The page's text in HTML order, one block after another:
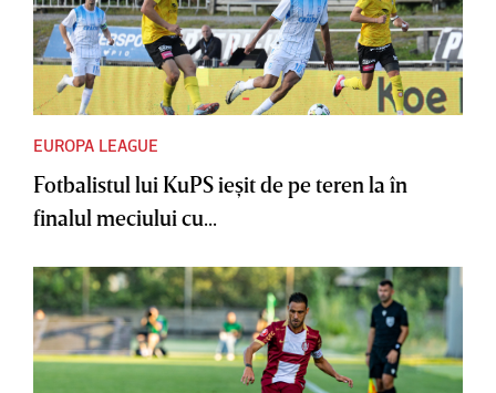
EUROPA LEAGUE
Fotbalistul lui KuPS ieşit de pe teren la în
finalul meciului cu...